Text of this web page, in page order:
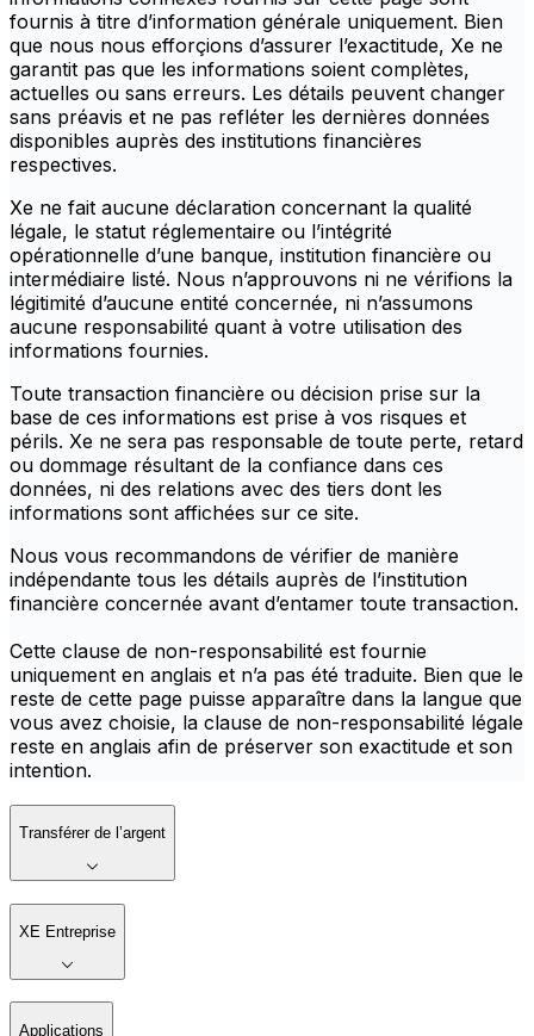
fournis à titre d’information générale uniquement. Bien
que nous nous efforçions d’assurer l’exactitude, Xe ne
garantit pas que les informations soient complètes,
actuelles ou sans erreurs. Les détails peuvent changer
sans préavis et ne pas refléter les dernières données
disponibles auprès des institutions financières
respectives.
Xe ne fait aucune déclaration concernant la qualité
légale, le statut réglementaire ou l’intégrité
opérationnelle d’une banque, institution financière ou
intermédiaire listé. Nous n’approuvons ni ne vérifions la
légitimité d’aucune entité concernée, ni n’assumons
aucune responsabilité quant à votre utilisation des
informations fournies.
Toute transaction financière ou décision prise sur la
base de ces informations est prise à vos risques et
périls. Xe ne sera pas responsable de toute perte, retard
ou dommage résultant de la confiance dans ces
données, ni des relations avec des tiers dont les
informations sont affichées sur ce site.
Nous vous recommandons de vérifier de manière
indépendante tous les détails auprès de l’institution
financière concernée avant d’entamer toute transaction.
Cette clause de non-responsabilité est fournie
uniquement en anglais et n’a pas été traduite. Bien que le
reste de cette page puisse apparaître dans la langue que
vous avez choisie, la clause de non-responsabilité légale
reste en anglais afin de préserver son exactitude et son
intention.
Transférer de l’argent
XE Entreprise
Applications